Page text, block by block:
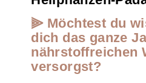
⫸ Möchtest du
dich das ganze
nährstoffreichen
versorgst?